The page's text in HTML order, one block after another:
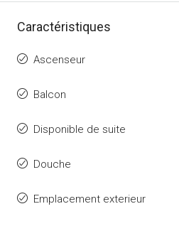
Caractéristiques
Ascenseur
Balcon
Disponible de suite
Douche
Emplacement exterieur